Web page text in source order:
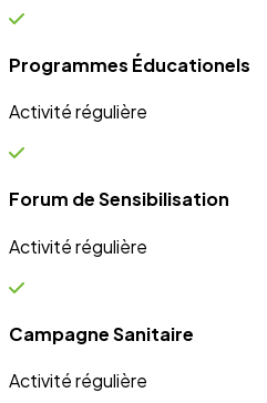
Ateliers communautaires
Activité régulière